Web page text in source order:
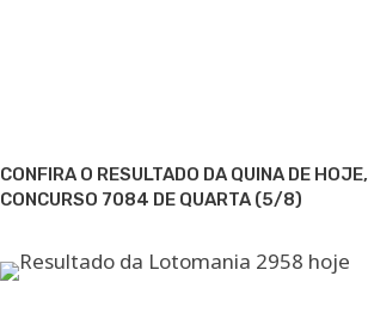
CONFIRA O RESULTADO DA QUINA DE HOJE,
CONCURSO 7084 DE QUARTA (5/8)